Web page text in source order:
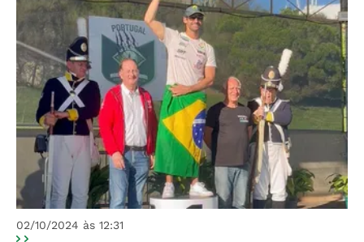
02/10/2024 às 12:31